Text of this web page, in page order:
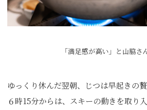
「満足感が高い」と山脇さ
ゆっくり休んだ翌朝、じつは早起きの贅
６時15分からは、スキーの動きを取り